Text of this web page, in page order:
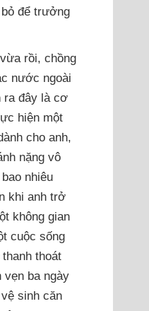
để trưởng
rồi, chồng
nước ngoài
ra đây là cơ
hiện một
cho anh,
nặng vô
nhiêu
khi anh trở
không gian
cuộc sống
thoát
vẹn ba ngày
sinh căn